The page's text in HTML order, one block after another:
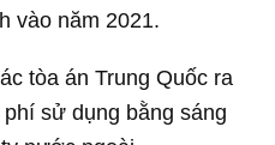
vào năm 2021.
tòa án Trung Quốc ra
sử dụng bằng sáng